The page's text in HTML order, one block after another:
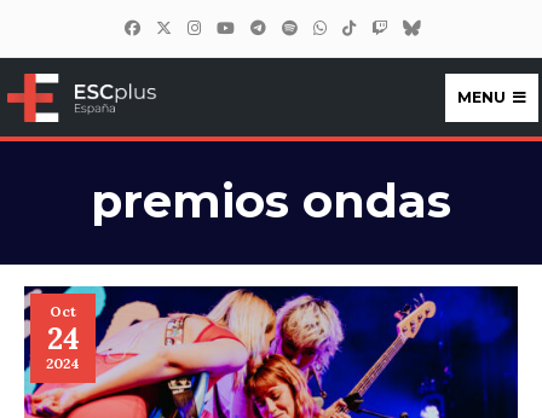
ESCplus España
MENU
premios ondas
Oct
24
2024